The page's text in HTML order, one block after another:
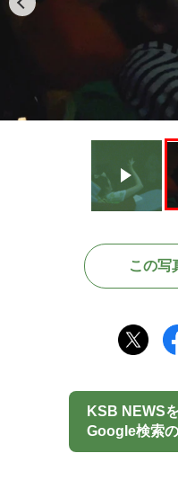
この写
KSB NEWSを
Google検索